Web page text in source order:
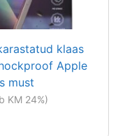
klaas
Apple
must
KM 24%)